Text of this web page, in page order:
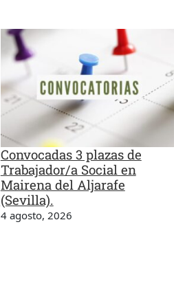
Convocadas 3 plazas de
Trabajador/a Social en
Mairena del Aljarafe
(Sevilla).
4 agosto, 2026